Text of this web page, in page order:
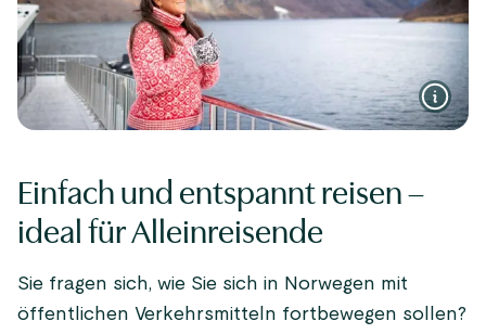
Einfach und entspannt reisen –
ideal für Alleinreisende
Sie fragen sich, wie Sie sich in Norwegen mit
öffentlichen Verkehrsmitteln fortbewegen sollen?